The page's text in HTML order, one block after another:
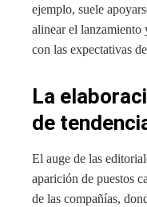
ejemplo, suele
alinear el lanzamiento
con las expectativas
La
de
El auge de las
aparición de puestos
de las compañías,